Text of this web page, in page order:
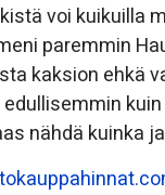
voi kuikuilla
paremmin
kaksion ehkä
nähdä kuinka